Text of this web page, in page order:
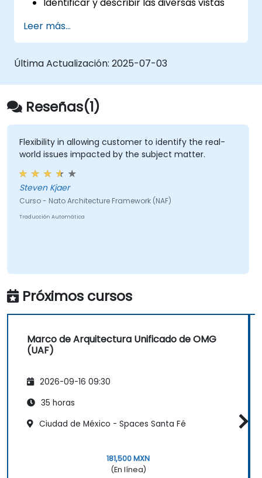
Mapear los requisitos de las partes
interesadas a los componentes de la
arquitectura.
Enterprise Architect para crear modelos
conforme al NAF.
Leer más...
Última Actualización: 2025-07-03
Reseñas(1)
Flexibility in allowing customer to identify the real-
world issues impacted by the subject matter.
Steven Kjaer
Curso - Nato Architecture Framework (NAF)
Traducción Automática
Próximos cursos
Marco de Arquitectura Unificado de OMG
(UAF)
2026-09-16 09:30
35 horas
Ciudad de México - Spaces Santa Fé
181,500 MXN
(En línea)